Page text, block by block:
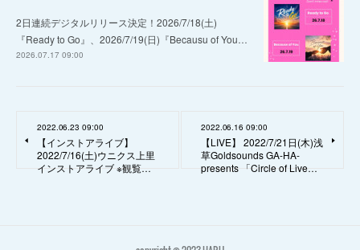
2日連続デジタルリリース決定！2026/7/18(土)
『Ready to Go』、2026/7/19(日)『Becausu of You…
2026.07.17 09:00
2022.06.23 09:00
【インストアライブ】
2022/7/16(土)ウニクス上里
インストアライブ ※観覧…
2022.06.16 09:00
【LIVE】 2022/7/21日(木)浅
草Goldsounds GA-HA-
presents 「Circle of Live…